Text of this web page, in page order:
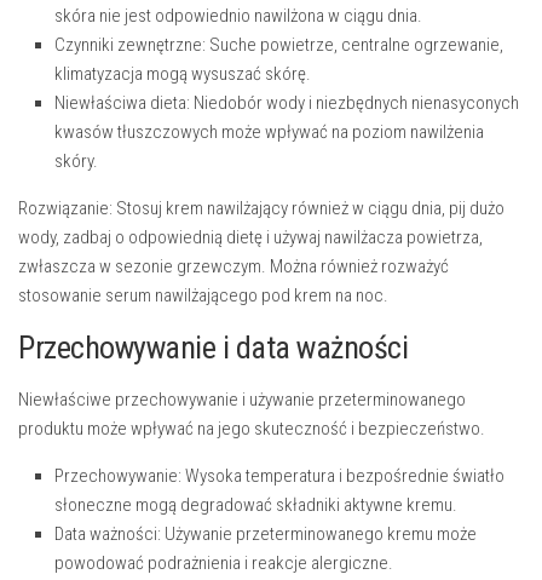
skóra nie jest odpowiednio nawilżona w ciągu dnia.
Czynniki zewnętrzne: Suche powietrze, centralne ogrzewanie,
klimatyzacja mogą wysuszać skórę.
Niewłaściwa dieta: Niedobór wody i niezbędnych nienasyconych
kwasów tłuszczowych może wpływać na poziom nawilżenia
skóry.
Rozwiązanie: Stosuj krem nawilżający również w ciągu dnia, pij dużo
wody, zadbaj o odpowiednią dietę i używaj nawilżacza powietrza,
zwłaszcza w sezonie grzewczym. Można również rozważyć
stosowanie serum nawilżającego pod krem na noc.
Przechowywanie i data ważności
Niewłaściwe przechowywanie i używanie przeterminowanego
produktu może wpływać na jego skuteczność i bezpieczeństwo.
Przechowywanie: Wysoka temperatura i bezpośrednie światło
słoneczne mogą degradować składniki aktywne kremu.
Data ważności: Używanie przeterminowanego kremu może
powodować podrażnienia i reakcje alergiczne.